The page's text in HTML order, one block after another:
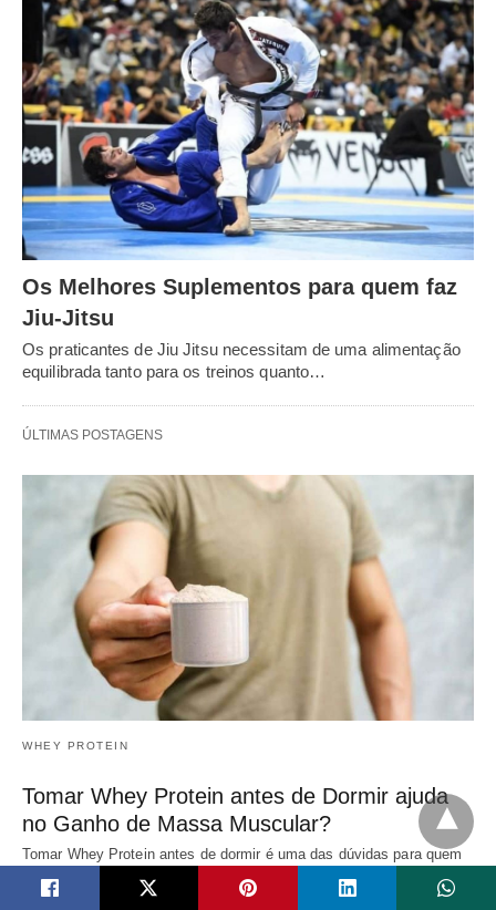
Os Melhores Suplementos para quem faz
Jiu-Jitsu
Os praticantes de Jiu Jitsu necessitam de uma alimentação
equilibrada tanto para os treinos quanto…
ÚLTIMAS POSTAGENS
WHEY PROTEIN
Tomar Whey Protein antes de Dormir ajuda
no Ganho de Massa Muscular?
Tomar Whey Protein antes de dormir é uma das dúvidas para quem
está fazendo o…
2 dias atrás